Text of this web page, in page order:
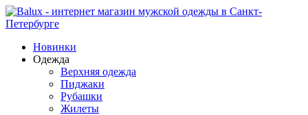
Новинки
Одежда
Верхняя одежда
Пиджаки
Рубашки
Жилеты